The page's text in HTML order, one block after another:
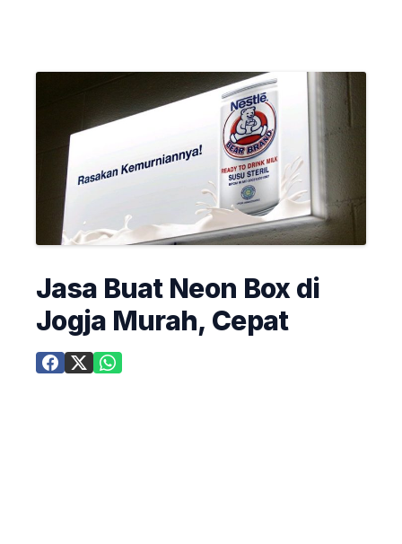
Jasa Buat Neon Box di
Jogja Murah, Cepat